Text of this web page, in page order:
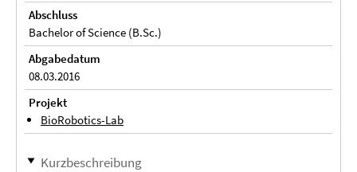
Abschluss
Bachelor of Science (B.Sc.)
Abgabedatum
08.03.2016
Projekt
BioRobotics-Lab
Kurzbeschreibung